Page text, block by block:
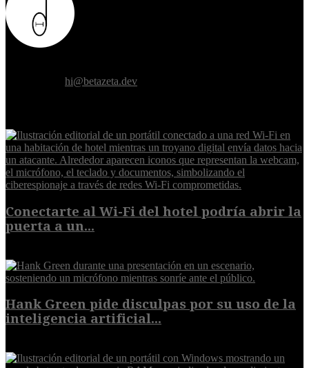
hi@betazeta.dev
Conectarte al Wi-Fi del hotel podría abrir la
puerta a un...
Hank Green pide disculpas por su uso de la
inteligencia artificial...